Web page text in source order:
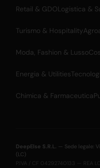
Retail & GDOLogistica &
Turismo & Hospitality
Moda, Fashion & Lusso
Energia & Utilities
Chimica & Farmaceutica
DeepElse S.R.L. — Sede legale:
(LC)
P.IVA / CF 04292740133 — REA